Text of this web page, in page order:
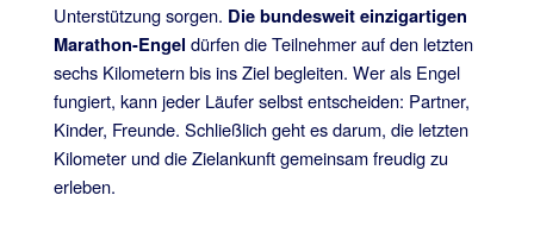
Unterstützung sorgen. Die bundesweit einzigartigen
Marathon-Engel dürfen die Teilnehmer auf den letzten
sechs Kilometern bis ins Ziel begleiten. Wer als Engel
fungiert, kann jeder Läufer selbst entscheiden: Partner,
Kinder, Freunde. Schließlich geht es darum, die letzten
Kilometer und die Zielankunft gemeinsam freudig zu
erleben.